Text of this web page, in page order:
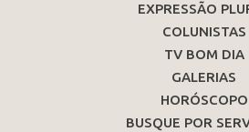
EXPRESSÃO
COLUNISTAS
TV BOM DIA
GALERIAS
HORÓSCOPO
BUSQUE POR